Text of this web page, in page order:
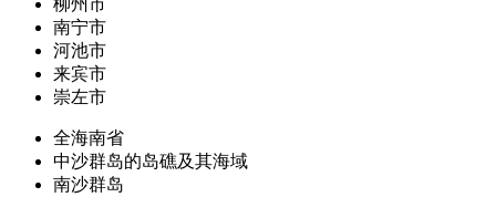
柳州市
南宁市
河池市
来宾市
崇左市
全海南省
中沙群岛的岛礁及其海域
南沙群岛